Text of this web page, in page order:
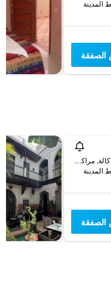
34 درب لوتيل باب دكالة, مراكش, المغرب